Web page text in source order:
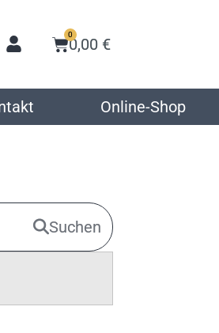
0,00 €
0
Online-Shop
Suchen